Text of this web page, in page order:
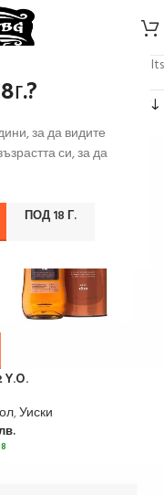
за да видите
си, за да
ПОД 18 Г.
Showing all 4 results
Y.O.
,Уиски